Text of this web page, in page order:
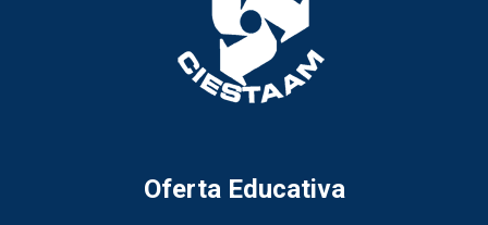
Oferta Educativa